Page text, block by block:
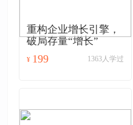
重构企业增长引擎，
破局存量“增长”
¥ 199 1363人学过